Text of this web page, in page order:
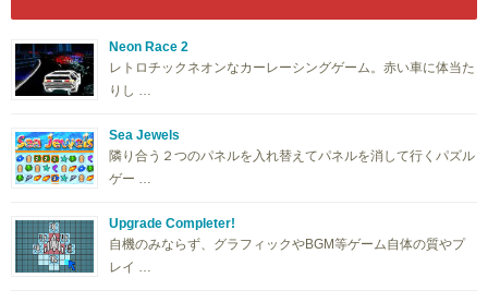
Neon Race 2
レトロチックネオンなカーレーシングゲーム。赤い車に体当た
りし …
Sea Jewels
隣り合う２つのパネルを入れ替えてパネルを消して行くパズル
ゲー …
Upgrade Completer!
自機のみならず、グラフィックやBGM等ゲーム自体の質やプ
レイ …